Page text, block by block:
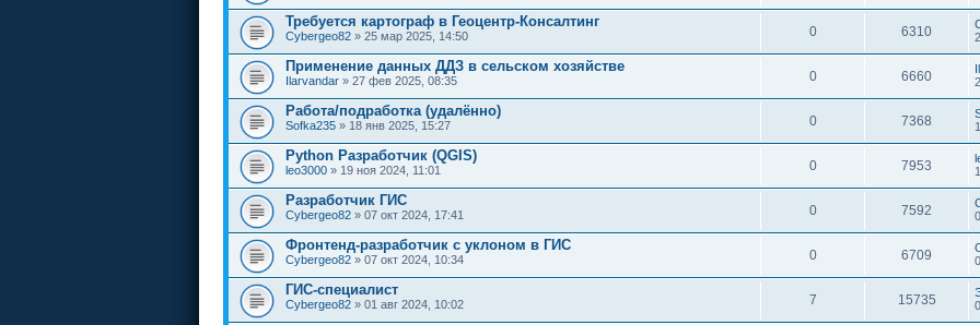
Требуется картограф в Геоцентр-Консалтинг
Cybergeo82 » 25 мар 2025, 14:50 0 6310
Применение данных ДДЗ в сельском хозяйстве
Ilarvandar » 27 фев 2025, 08:35 0 6660
Работа/подработка (удалённо)
Sofka235 » 18 янв 2025, 15:27 0 7368
Python Разработчик (QGIS)
leo3000 » 19 ноя 2024, 11:01 0 7953
Разработчик ГИС
Cybergeo82 » 07 окт 2024, 17:41 0 7592
Фронтенд-разработчик с уклоном в ГИС
Cybergeo82 » 07 окт 2024, 10:34 0 6709
ГИС-специалист
Cybergeo82 » 01 авг 2024, 10:02 7 15735